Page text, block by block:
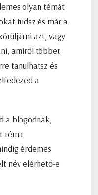
olyan témát
tudsz és már a
azt, vagy
amiről többet
tanulhatsz és
a
a blogodnak,
téma
érdemes
név elérhető-e